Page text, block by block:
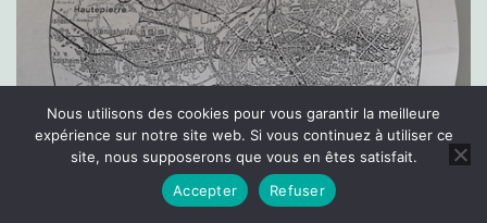
Mode sombre :
Nous utilisons des cookies pour vous garantir la meilleure
expérience sur notre site web. Si vous continuez à utiliser ce
site, nous supposerons que vous en êtes satisfait.
Accepter
Refuser